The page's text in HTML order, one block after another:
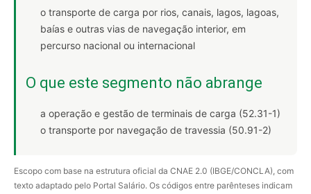
o transporte de carga por rios, canais, lagos, lagoas,
baías e outras vias de navegação interior, em
percurso nacional ou internacional
O que este segmento não abrange
a operação e gestão de terminais de carga (52.31-1)
o transporte por navegação de travessia (50.91-2)
Escopo com base na estrutura oficial da CNAE 2.0 (IBGE/CONCLA), com
texto adaptado pelo Portal Salário. Os códigos entre parênteses indicam